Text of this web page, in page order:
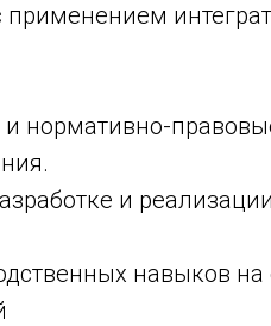
нормативно-
и
навыков